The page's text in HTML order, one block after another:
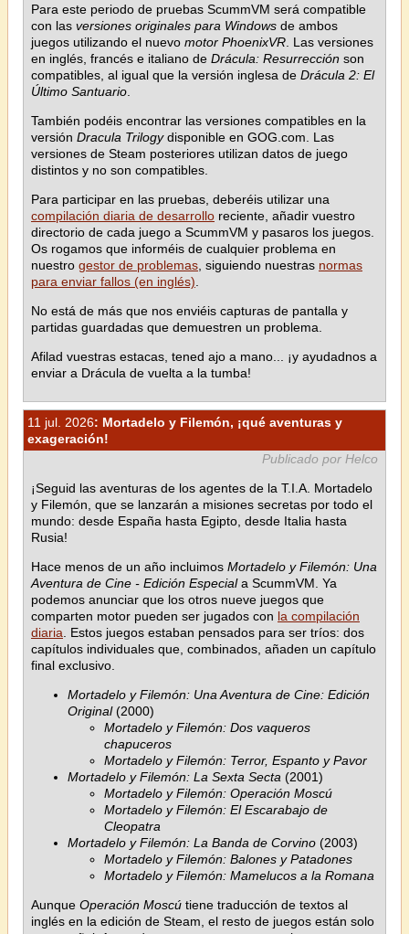
Para este periodo de pruebas ScummVM será compatible
con las versiones originales para Windows de ambos
juegos utilizando el nuevo motor PhoenixVR . Las versiones
en inglés, francés e italiano de Drácula: Resurrección son
compatibles, al igual que la versión inglesa de Drácula 2: El
Último Santuario
También podéis encontrar las versiones compatibles en la
versión Dracula Trilogydisponible en GOG.com. Las
versiones de Steam posteriores utilizan datos de juego
distintos y no son compatibles.
Para participar en las pruebas, deberéis utilizar una
compilación diaria de desarrollo reciente, añadir vuestro
directorio de cada juego a ScummVM y pasaros los juegos.
Os rogamos que informéis de cualquier problema en
nuestro gestor de problemas , siguiendo nuestras normas
para enviar fallos (en inglés)
No está de más que nos enviéis capturas de pantalla y
partidas guardadas que demuestren un problema.
Afilad vuestras estacas, tened ajo a mano... ¡y ayudadnos a
enviar a Drácula de vuelta a la tumba!
11 jul. 2026: Mortadelo y Filemón, ¡qué aventuras y
exageración!
Publicado por Helco
¡Seguid las aventuras de los agentes de la T.I.A. Mortadelo
y Filemón, que se lanzarán a misiones secretas por todo el
mundo: desde España hasta Egipto, desde Italia hasta
Rusia!
Hace menos de un año incluimos Mortadelo y Filemón: Una
Aventura de Cine - Edición Especiala ScummVM. Ya
podemos anunciar que los otros nueve juegos que
comparten motor pueden ser jugados con la compilación
diaria . Estos juegos estaban pensados para ser tríos: dos
capítulos individuales que, combinados, añaden un capítulo
final exclusivo.
Mortadelo y Filemón: Una Aventura de Cine: Edición
Original(2000)
Mortadelo y Filemón: Dos vaqueros
chapuceros
Mortadelo y Filemón: Terror, Espanto y Pavor
Mortadelo y Filemón: La Sexta Secta (2001)
Mortadelo y Filemón: Operación Moscú
Mortadelo y Filemón: El Escarabajo de
Cleopatra
Mortadelo y Filemón: La Banda de Corvino (2003)
Mortadelo y Filemón: Balones y Patadones
Mortadelo y Filemón: Mamelucos a la Romana
Aunque Operación Moscú tiene traducción de textos al
inglés en la edición de Steam, el resto de juegos están solo